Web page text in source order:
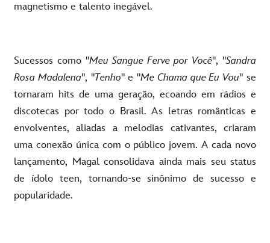
magnetismo e talento inegável.
Sucessos como "Meu Sangue Ferve por Você", "Sandra
Rosa Madalena", "Tenho" e "Me Chama que Eu Vou" se
tornaram hits de uma geração, ecoando em rádios e
discotecas por todo o Brasil. As letras românticas e
envolventes, aliadas a melodias cativantes, criaram
uma conexão única com o público jovem. A cada novo
lançamento, Magal consolidava ainda mais seu status
de ídolo teen, tornando-se sinônimo de sucesso e
popularidade.